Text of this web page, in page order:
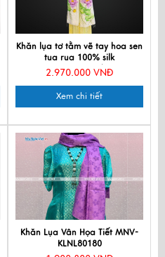
Khăn lụa tơ tằm vẽ tay hoa sen
tua rua 100% silk
KLNC79212/7
2.970.000 VNĐ
Xem chi tiết
Khăn Lụa Vân Họa Tiết MNV-
KLNL80180